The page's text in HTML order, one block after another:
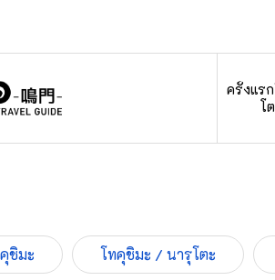
ครั้งแร
โ
ชิมะ โทคุชิมะ / นารุโตะ